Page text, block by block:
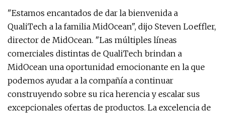
"Estamos encantados de dar la bienvenida a
QualiTech a la familia MidOcean", dijo Steven Loeffler,
director de MidOcean. "Las múltiples líneas
comerciales distintas de QualiTech brindan a
MidOcean una oportunidad emocionante en la que
podemos ayudar a la compañía a continuar
construyendo sobre su rica herencia y escalar sus
excepcionales ofertas de productos. La excelencia de